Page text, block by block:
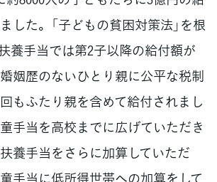
した。「子どもの貧困対策法」を根
養手当では第2子以降の給付額が
姻歴のないひとり親に公平な税制
もふたり親を含めて給付されまし
手当を高校までに広げていただき
養手当をさらに加算していただ
手当に低所得世帯への加算をして